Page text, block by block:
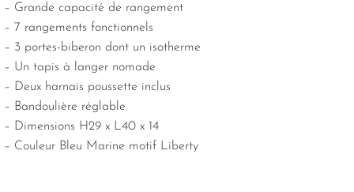
– Grande capacité de rangement
– 7 rangements fonctionnels
– 3 portes-biberon dont un isotherme
– Un tapis à langer nomade
– Deux harnais poussette inclus
– Bandoulière réglable
– Dimensions H29 x L40 x 14
– Couleur Bleu Marine motif Liberty